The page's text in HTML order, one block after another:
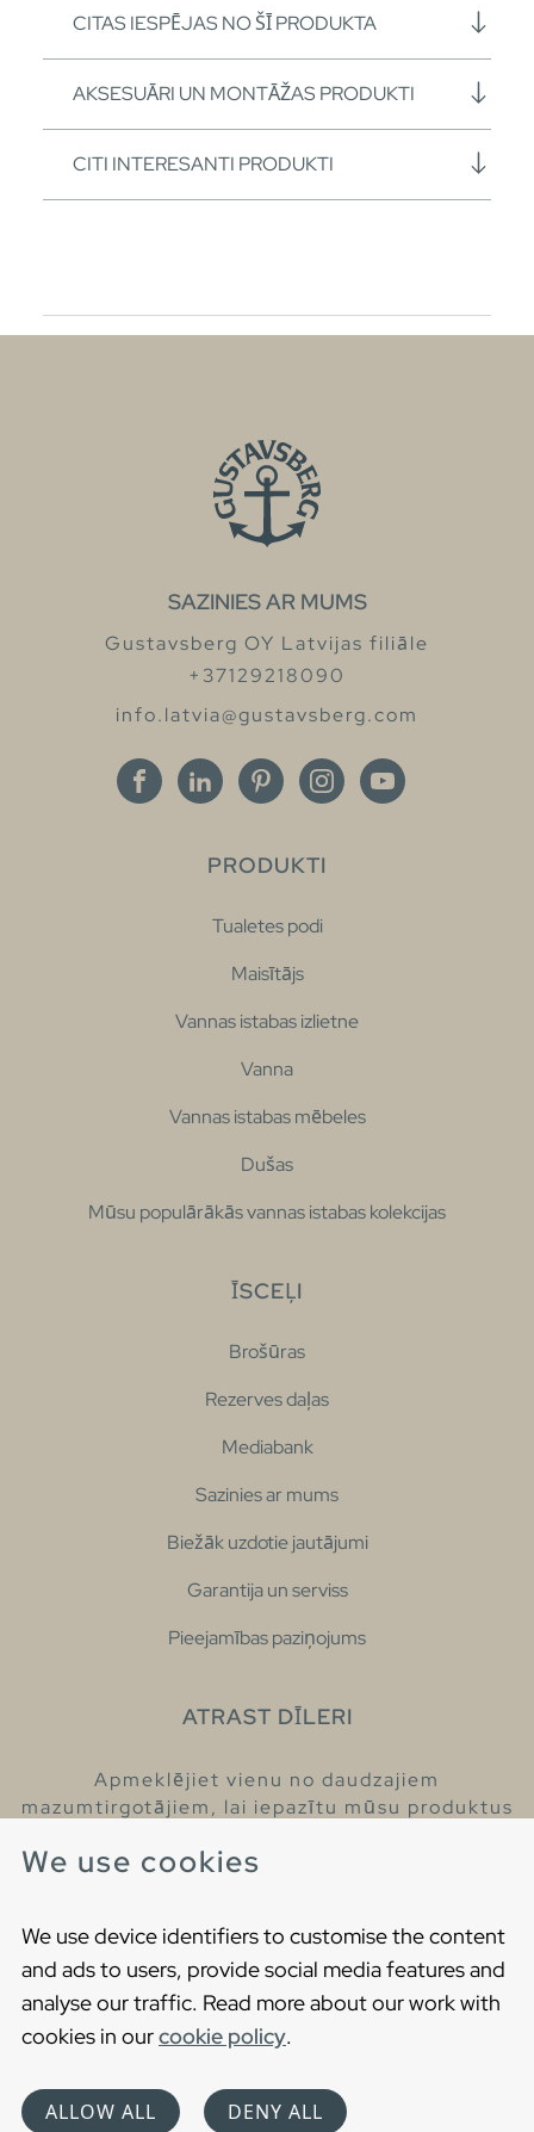
We use cookies
We use device identifiers to customise the content
and ads to users, provide social media features and
analyse our traffic. Read more about our work with
cookies in ourcookie policy.
ALLOW ALL DENY ALL
CITAS IESPĒJAS NO ŠĪ PRODUKTA
AKSESUĀRI UN MONTĀŽAS PRODUKTI
CITI INTERESANTI PRODUKTI
SAZINIES AR MUMS
Gustavsberg OY Latvijas filiāle
+37129218090
info.latvia@gustavsberg.com
PRODUKTI
Tualetes podi
Maisītājs
Vannas istabas izlietne
Vanna
Vannas istabas mēbeles
Dušas
Mūsu populārākās vannas istabas kolekcijas
ĪSCEĻI
Brošūras
Rezerves daļas
Mediabank
Sazinies ar mums
Biežāk uzdotie jautājumi
Garantija un serviss
Pieejamības paziņojums
ATRAST DĪLERI
Apmeklējiet vienu no daudzajiem
mazumtirgotājiem, lai iepazītu mūsu produktus
Cookies
Privātuma politika